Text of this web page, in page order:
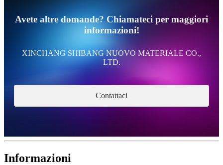
Avete altre domande? Chiamateci per maggiori
informazioni!
XINCHANG SHIBANG NUOVO MATERIALE CO.,
LTD.
Contattaci
Informazioni